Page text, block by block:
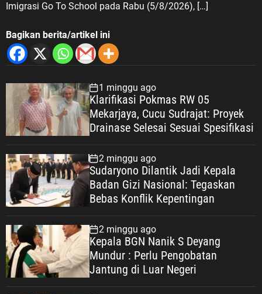
Imigrasi Go To School pada Rabu (5/8/2026), […]
Bagikan berita/artikel ini
1 minggu ago
Klarifikasi Pokmas RW 05
Mekarjaya, Cucu Sudrajat: Proyek
Drainase Selesai Sesuai Spesifikasi
2 minggu ago
Sudaryono Dilantik Jadi Kepala
Badan Gizi Nasional: Tegaskan
Bebas Konflik Kepentingan
2 minggu ago
Kepala BGN Nanik S Deyang
Mundur : Perlu Pengobatan
Jantung di Luar Negeri